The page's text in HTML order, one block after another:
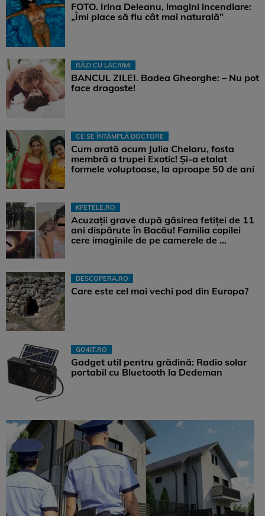
FOTO. Irina Deleanu, imagini incendiare:
„Îmi place să fiu cât mai naturală”
RÂZI CU LACRIMI
BANCUL ZILEI. Badea Gheorghe: – Nu pot
face dragoste!
CE SE ÎNTÂMPLĂ DOCTORE
Cum arată acum Julia Chelaru, fosta
membră a trupei Exotic! Și-a etalat
formele voluptoase, la aproape 50 de ani
KFETELE.RO
Acuzații grave după găsirea fetiței de 11
ani dispărute în Bacău! Familia copilei
cere imaginile de pe camerele de ...
DESCOPERA.RO
Care este cel mai vechi pod din Europa?
GO4IT.RO
Gadget util pentru grădină: Radio solar
portabil cu Bluetooth la Dedeman